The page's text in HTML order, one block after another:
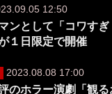
12:50
ンとして「コワす
１日限定で開催
2023.08.08 17:00
のホラー演劇「観